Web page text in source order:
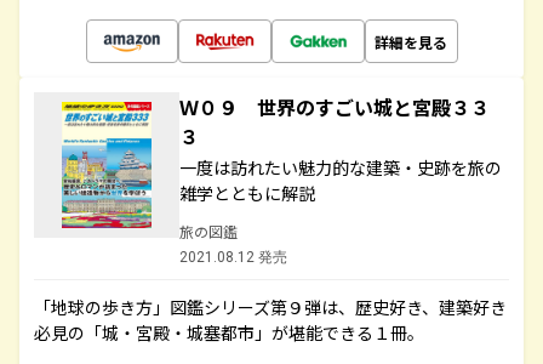
詳細を見る
Ｗ０９ 世界のすごい城と宮殿３３
３
一度は訪れたい魅力的な建築・史跡を旅の
雑学とともに解説
旅の図鑑
2021.08.12 発売
「地球の歩き方」図鑑シリーズ第９弾は、歴史好き、建築好き
必見の「城・宮殿・城塞都市」が堪能できる１冊。